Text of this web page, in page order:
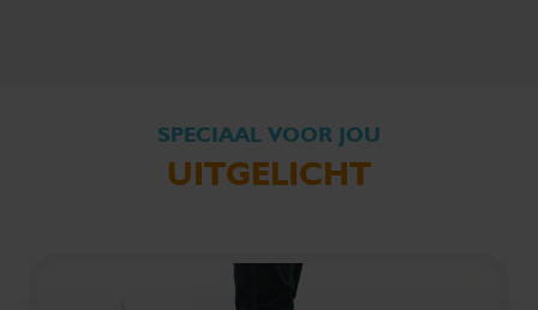
SPECIAAL VOOR JOU
UITGELICHT